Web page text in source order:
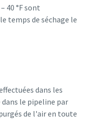
40 °F sont
temps de séchage le
dans les
le pipeline par
de l'air en toute